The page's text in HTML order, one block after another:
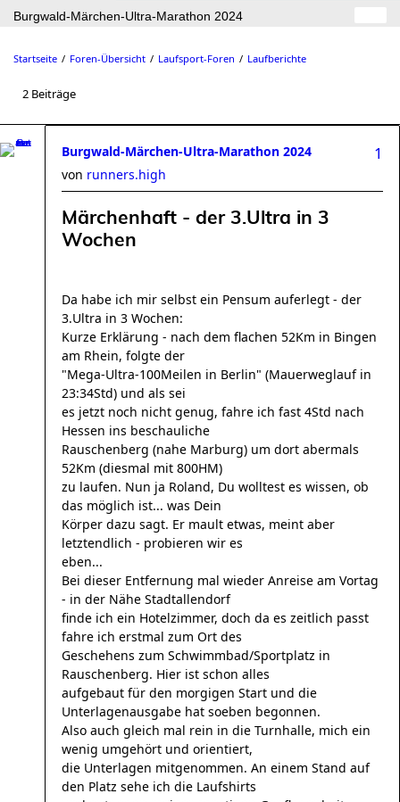
Burgwald-Märchen-Ultra-Marathon 2024
Startseite Foren-Übersicht Laufsport-Foren Laufberichte
2 Beiträge
Burgwald-Märchen-Ultra-Marathon 2024 1
von runners.high
Märchenhaft - der 3.Ultra in 3
Wochen
Da habe ich mir selbst ein Pensum auferlegt - der
3.Ultra in 3 Wochen:
Kurze Erklärung - nach dem flachen 52Km in Bingen
am Rhein, folgte der
"Mega-Ultra-100Meilen in Berlin" (Mauerweglauf in
23:34Std) und als sei
es jetzt noch nicht genug, fahre ich fast 4Std nach
Hessen ins beschauliche
Rauschenberg (nahe Marburg) um dort abermals
52Km (diesmal mit 800HM)
zu laufen. Nun ja Roland, Du wolltest es wissen, ob
das möglich ist... was Dein
Körper dazu sagt. Er mault etwas, meint aber
letztendlich - probieren wir es
eben...
Bei dieser Entfernung mal wieder Anreise am Vortag
- in der Nähe Stadtallendorf
finde ich ein Hotelzimmer, doch da es zeitlich passt
fahre ich erstmal zum Ort des
Geschehens zum Schwimmbad/Sportplatz in
Rauschenberg. Hier ist schon alles
aufgebaut für den morgigen Start und die
Unterlagenausgabe hat soeben begonnen.
Also auch gleich mal rein in die Turnhalle, mich ein
wenig umgehört und orientiert,
die Unterlagen mitgenommen. An einem Stand auf
den Platz sehe ich die Laufshirts